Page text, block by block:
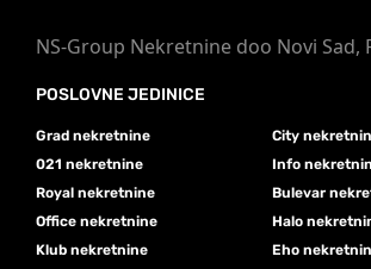
NS-Group Nekretnine doo Novi Sad,
POSLOVNE JEDINICE
Grad nekretnine
City
021 nekretnine
Info
Royal nekretnine
Bulevar
Office nekretnine
Halo
Klub nekretnine
Eho